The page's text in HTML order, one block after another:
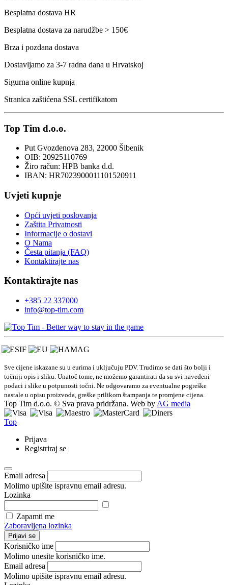
Besplatna dostava HR
Besplatna dostava za narudžbe > 150€
Brza i pozdana dostava
Dostavljamo za 3-7 radna dana u Hrvatskoj
Sigurna online kupnja
Stranica zaštićena SSL certifikatom
Top Tim d.o.o.
Put Gvozdenova 283, 22000 Šibenik
OIB: 20925110769
Žiro račun: HPB banka d.d.
IBAN: HR7023900011101520911
Uvjeti kupnje
Opći uvjeti poslovanja
Zaštita Privatnosti
Informacije o dostavi
O Nama
Česta pitanja (FAQ)
Kontaktirajte nas
Kontaktirajte nas
+385 22 337000
info@top-tim.com
Sve cijene iskazane su u eurima i uključuju PDV. Trudimo se dati što bolji i
točniji opis i sliku. Unatoč tome, ne možemo garantirati da su svi navedeni
podaci i slike u potpunosti točni. Ne odgovaramo za eventualne pogreške
nastale u opisu proizvoda, greške prilikom štampanja te promjene cijena.
Top Tim d.o.o. © Sva prava pridržana. Web by AG media
Top
Prijava
Registriraj se
Email adresa
Molimo upišite ispravnu email adresu.
Lozinka
Zapamti me
Zaboravljena lozinka
Prijavi se
Korisničko ime
Molimo unesite korisničko ime.
Email adresa
Molimo upišite ispravnu email adresu.